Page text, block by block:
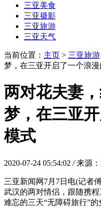
三亚美食
三亚摄影
三亚旅游
三亚天气
当前位置： 主页 > 三亚旅游
梦，在三亚开启了一个浪
两对花夫妻
梦，在三亚
模式
2020-07-24 05:54:02 / 来源
三亚新闻网7月7日电(记者
武汉的两对情侣，跟随携
难忘的三天“无障碍旅行”